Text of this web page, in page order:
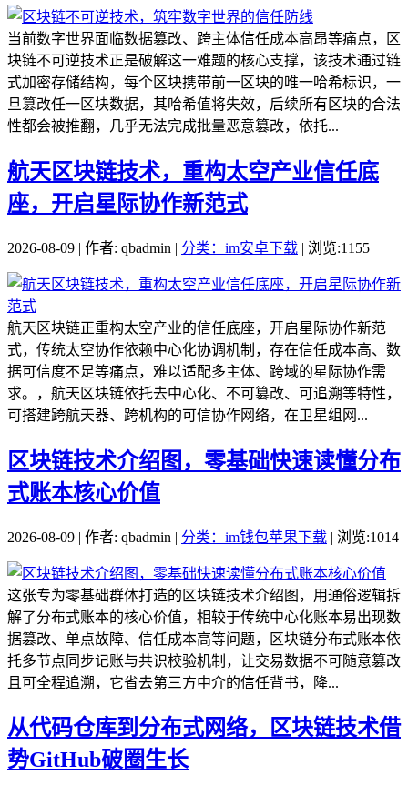
当前数字世界面临数据篡改、跨主体信任成本高昂等痛点，区
块链不可逆技术正是破解这一难题的核心支撑，该技术通过链
式加密存储结构，每个区块携带前一区块的唯一哈希标识，一
旦篡改任一区块数据，其哈希值将失效，后续所有区块的合法
性都会被推翻，几乎无法完成批量恶意篡改，依托...
航天区块链技术，重构太空产业信任底
座，开启星际协作新范式
2026-08-09 | 作者: qbadmin | 分类：im安卓下载 | 浏览:1155
航天区块链正重构太空产业的信任底座，开启星际协作新范
式，传统太空协作依赖中心化协调机制，存在信任成本高、数
据可信度不足等痛点，难以适配多主体、跨域的星际协作需
求。，航天区块链依托去中心化、不可篡改、可追溯等特性，
可搭建跨航天器、跨机构的可信协作网络，在卫星组网...
区块链技术介绍图，零基础快速读懂分布
式账本核心价值
2026-08-09 | 作者: qbadmin | 分类：im钱包苹果下载 | 浏览:1014
这张专为零基础群体打造的区块链技术介绍图，用通俗逻辑拆
解了分布式账本的核心价值，相较于传统中心化账本易出现数
据篡改、单点故障、信任成本高等问题，区块链分布式账本依
托多节点同步记账与共识校验机制，让交易数据不可随意篡改
且可全程追溯，它省去第三方中介的信任背书，降...
从代码仓库到分布式网络，区块链技术借
势GitHub破圈生长